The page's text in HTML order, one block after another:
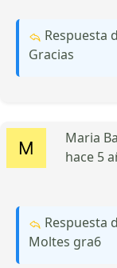
Respuesta
Gracias
Maria
hace 5
Respuesta
Moltes gra6